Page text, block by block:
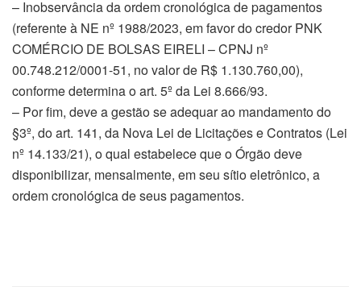
– Inobservância da ordem cronológica de pagamentos
(referente à NE nº 1988/2023, em favor do credor PNK
COMÉRCIO DE BOLSAS EIRELI – CPNJ nº
00.748.212/0001-51, no valor de R$ 1.130.760,00),
conforme determina o art. 5º da Lei 8.666/93.
– Por fim, deve a gestão se adequar ao mandamento do
§3º, do art. 141, da Nova Lei de Licitações e Contratos (Lei
nº 14.133/21), o qual estabelece que o Órgão deve
disponibilizar, mensalmente, em seu sítio eletrônico, a
ordem cronológica de seus pagamentos.